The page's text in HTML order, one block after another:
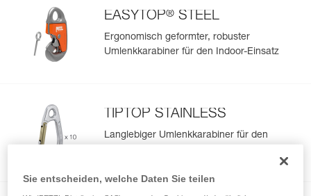
EASYTOP® STEEL
Ergonomisch geformter, robuster
Umlenkkarabiner für den Indoor-Einsatz
TIPTOP STAINLESS
Langlebiger Umlenkkarabiner für den
Sie entscheiden, welche Daten Sie teilen